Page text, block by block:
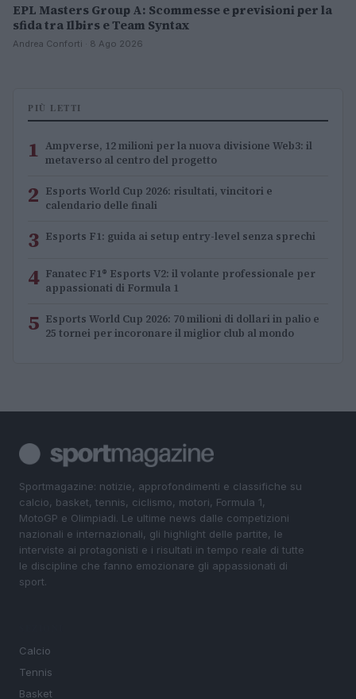
EPL Masters Group A: Scommesse e previsioni per la
sfida tra Ilbirs e Team Syntax
Andrea Conforti · 8 Ago 2026
PIÙ LETTI
1 Ampverse, 12 milioni per la nuova divisione Web3: il
metaverso al centro del progetto
2 Esports World Cup 2026: risultati, vincitori e
calendario delle finali
3 Esports F1: guida ai setup entry-level senza sprechi
4 Fanatec F1® Esports V2: il volante professionale per
appassionati di Formula 1
5 Esports World Cup 2026: 70 milioni di dollari in palio e
25 tornei per incoronare il miglior club al mondo
Sportmagazine: notizie, approfondimenti e classifiche su
calcio, basket, tennis, ciclismo, motori, Formula 1,
MotoGP e Olimpiadi. Le ultime news dalle competizioni
nazionali e internazionali, gli highlight delle partite, le
interviste ai protagonisti e i risultati in tempo reale di tutte
le discipline che fanno emozionare gli appassionati di
sport.
Calcio
Tennis
Basket